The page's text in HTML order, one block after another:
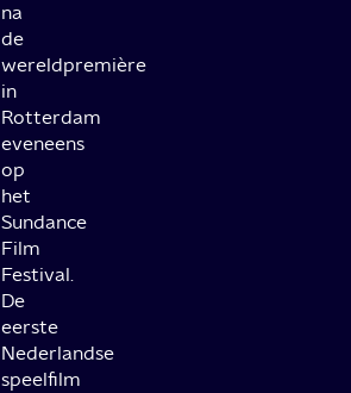
na
de
wereldpremière
in
Rotterdam
eveneens
op
het
Sundance
Film
Festival.
De
eerste
Nederlandse
speelfilm